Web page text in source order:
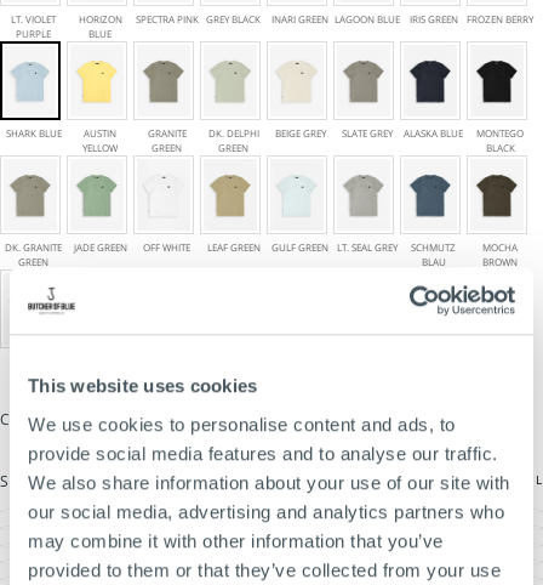
This website uses cookies
We use cookies to personalise content and ads, to
provide social media features and to analyse our traffic.
We also share information about your use of our site with
our social media, advertising and analytics partners who
may combine it with other information that you’ve
provided to them or that they’ve collected from your use
het altijd werkt.
Regular/loose fit
Garment dyed
Kenmerkende hook badge
Verkrijgbaar in diverse kleuren
Heb je er drie in je winkelwagen? Dan betaal je €129 in plaats van
€150.
Waarom klanten terugkomen voor de Army Tee?
300 grams heavyweight katoen
Het hele jaar draagbaar
Meer dan 20 kleuren
Bundelvoordeel: 3 voor €129
LT. VIOLET
PURPLE
HORIZON
BLUE
SPECTRA PINK GREY BLACK INARI GREEN LAGOON BLUE IRIS GREEN FROZEN BERRY
SHARK BLUE
AUSTIN
YELLOW
GRANITE
GREEN
DK. DELPHI
GREEN
BEIGE GREY SLATE GREY ALASKA BLUE
MONTEGO
BLACK
DK. GRANITE
GREEN
JADE GREEN OFF WHITE LEAF GREEN GULF GREEN LT. SEAL GREY
SCHMUTZ
BLAU
MOCHA
BROWN
MELANGE
PINK
COLOR SHARK BLUE
SIZE S
MAATTABEL
SVARIANT
UITVERKOCHT
OF
NIET
BESCHIKBAAR
MVARIANT
UITVERKOCHT
NIET
BESCHIKBAAR
LVARIANT
UITVERKOCHT
OF
XL
VARIANT
UITVERKOCHT
XXL